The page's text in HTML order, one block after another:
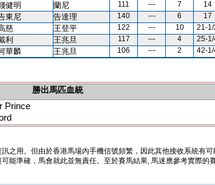
健明 蘭尼 111 --- 7 14
東尼 告達理 140 --- 6 17
慈 王登平 122 --- 10 21-1/
利 王兆旦 117 --- 4 25-
華麟 王兆旦 106 --- 2 42-
勝出馬匹血統
Prince
之用。但由於香港馬場內手機信號頻繁，因此其他接收系統有
能準確，馬會就此並無責任。至於賽馬結果, 馬迷應參考實際的